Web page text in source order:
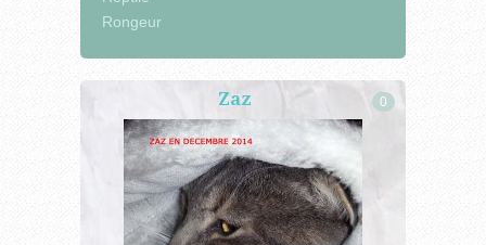
Rongeur
Zaz 0